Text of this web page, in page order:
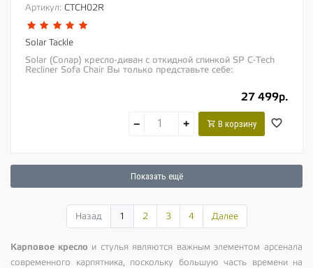
Артикул: CTCH02R
Solar Tackle
Solar (Солар) кресло-диван с откидной спинкой SP C-Tech
Recliner Sofa Chair Вы только представьте себе:
27 499р.
− + В корзину
Показать ещё
Назад 1 2 3 4 Далее
Карповое кресло и стулья являются важным элементом арсенала
современного карпятника, поскольку большую часть времени на